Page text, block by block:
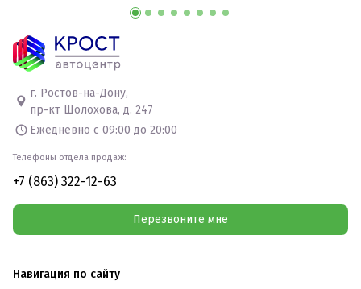
г. Ростов-на-Дону,
пр-кт Шолохова, д. 247
Ежедневно с 09:00 до 20:00
Телефоны отдела продаж:
+7 (863) 322-12-63
Перезвоните мне
Навигация по сайту